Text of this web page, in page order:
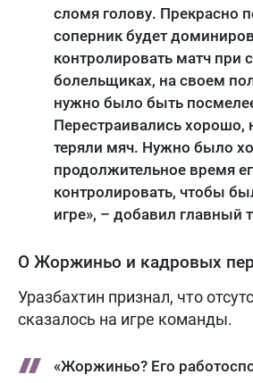
сломя голову. Прекрасно
соперник будет
контролировать матч при
болельщиках, на своем
нужно было быть
Перестраивались хорошо,
теряли мяч. Нужно было
продолжительное время
контролировать, чтобы
игре», – добавил главный
О Жоржиньо и кадровых
Уразбахтин признал, что
сказалось на игре команды.
«Жоржиньо? Его